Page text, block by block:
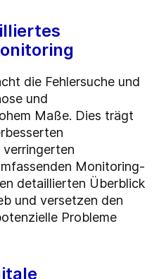
die Fehlersuche und
und
Maße. Dies trägt
Monitoring-
detaillierten Überblick
und versetzen den
Probleme